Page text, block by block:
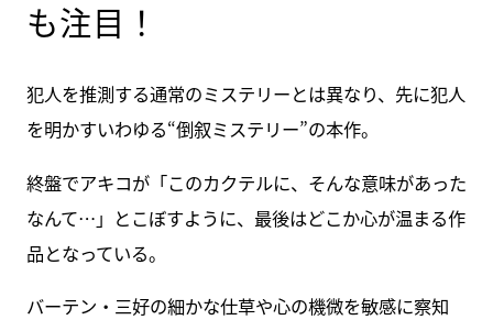
も注目！
犯人を推測する通常のミステリーとは異なり、先に犯人
を明かすいわゆる“倒叙ミステリー”の本作。
終盤でアキコが「このカクテルに、そんな意味があった
なんて…」とこぼすように、最後はどこか心が温まる作
品となっている。
バーテン・三好の細かな仕草や心の機微を敏感に察知